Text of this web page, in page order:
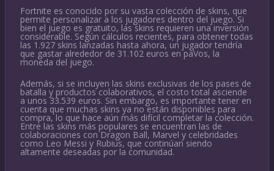
Fortnite es conocido por su vasta colección de skins, que
permite personalizar a los jugadores dentro del juego. Si
bien el juego es gratuito, las skins requieren una inversión
considerable. Según cálculos recientes, para obtener todas
las 1.927 skins lanzadas hasta ahora, un jugador tendría
que gastar alrededor de 31.102 euros en paVos, la
moneda del juego.
Además, si se incluyen las skins exclusivas de los pases de
batalla y productos colaborativos, el costo total asciende
a unos 33.539 euros. Sin embargo, es importante tener en
cuenta que muchas skins ya no están disponibles para
compra, lo que hace aún más difícil completar la colección.
Entre las skins más populares se encuentran las de
colaboraciones con Dragon Ball, Marvel y celebridades
como Leo Messi y Rubius, que continúan siendo
altamente deseadas por la comunidad.